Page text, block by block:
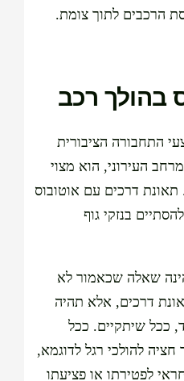
הרכבים לתוך צומת.
בהולך רכב
התחבורה הציבורית
העירוני, הוא מצוי
תאונת דרכים עם אוטובוס
בנזקי גוף
שאלה שכאמור לא
דרכים, אלא תהיה
ככל שיתקיים. ככל
להולכי רגל לדוגמא,
לפטירתו או פציעתו